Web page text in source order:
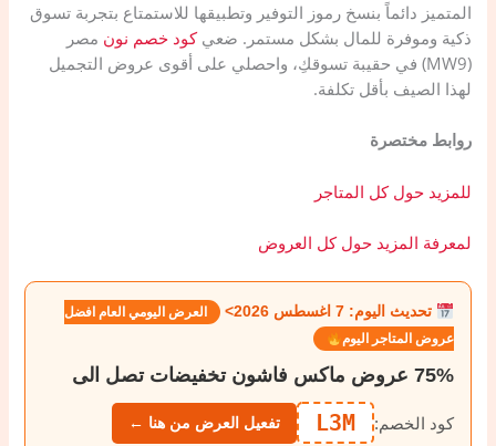
المتميز دائماً بنسخ رموز التوفير وتطبيقها للاستمتاع بتجربة تسوق
ذكية وموفرة للمال بشكل مستمر. ضعيكود خصم نون مصر
(MW9) في حقيبة تسوقكِ، واحصلي على أقوى عروض التجميل
لهذا الصيف بأقل تكلفة.
روابط مختصرة
للمزيد حول كل المتاجر
لمعرفة المزيد حول كل العروض
تحديث اليوم: 7 اغسطس 2026>
العرض اليومي العام افضل
عروض المتاجر اليوم
75% عروض ماكس فاشون تخفيضات تصل الى
كود الخصم: L3M تفعيل العرض من هنا ←